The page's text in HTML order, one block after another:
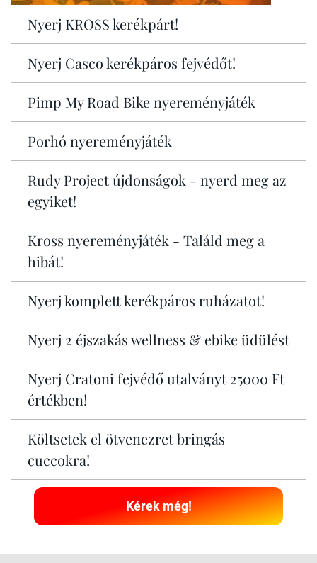
Nyerj KROSS kerékpárt!
Nyerj Casco kerékpáros fejvédőt!
Pimp My Road Bike nyereményjáték
Porhó nyereményjáték
Rudy Project újdonságok - nyerd meg az
egyiket!
Kross nyereményjáték - Találd meg a
hibát!
Nyerj komplett kerékpáros ruházatot!
Nyerj 2 éjszakás wellness & ebike üdülést
Nyerj Cratoni fejvédő utalványt 25000 Ft
értékben!
Költsetek el ötvenezret bringás
cuccokra!
Kérek még!